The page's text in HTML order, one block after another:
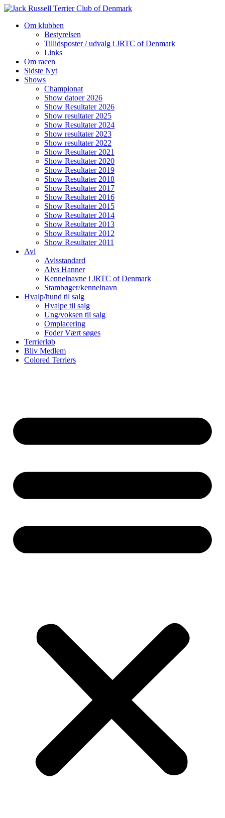
Videre
indholdOm klubben
Bestyrelsen
Tillidsposter / udvalg i JRTC of Denmark
Links
Om racen
Sidste Nyt
Shows
Championat
Show datoer 2026
Show Resultater 2026
Show resultater 2025
Show Resultater 2024
Show resultater 2023
Show resultater 2022
Show Resultater 2021
Show Resultater 2020
Show Resultater 2019
Show Resultater 2018
Show Resultater 2017
Show Resultater 2016
Show Resultater 2015
Show Resultater 2014
Show Resultater 2013
Show Resultater 2012
Show Resultater 2011
Avl
Avlsstandard
Alvs Hanner
Kennelnavne i JRTC of Denmark
Stambøger/kennelnavn
Hvalp/hund til salg
Hvalpe til salg
Ung/voksen til salg
Omplacering
Foder Vært søges
Terrierløb
Bliv Medlem
Colored Terriers